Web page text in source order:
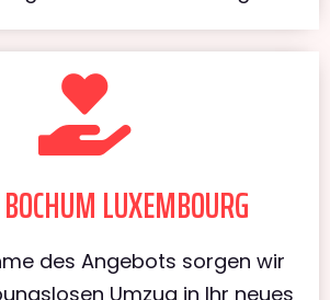
LUXEMBOURG
des Angebots sorgen wir
Umzug in Ihr neues